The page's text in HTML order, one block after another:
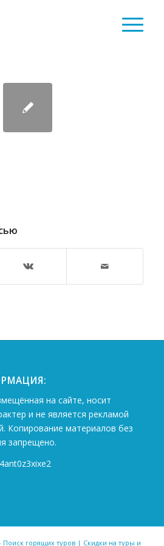
на сайте, носит
и не является рекламой
Копирование материалов без
запрещено.
Поиск горящих туров | Скидки на туры и